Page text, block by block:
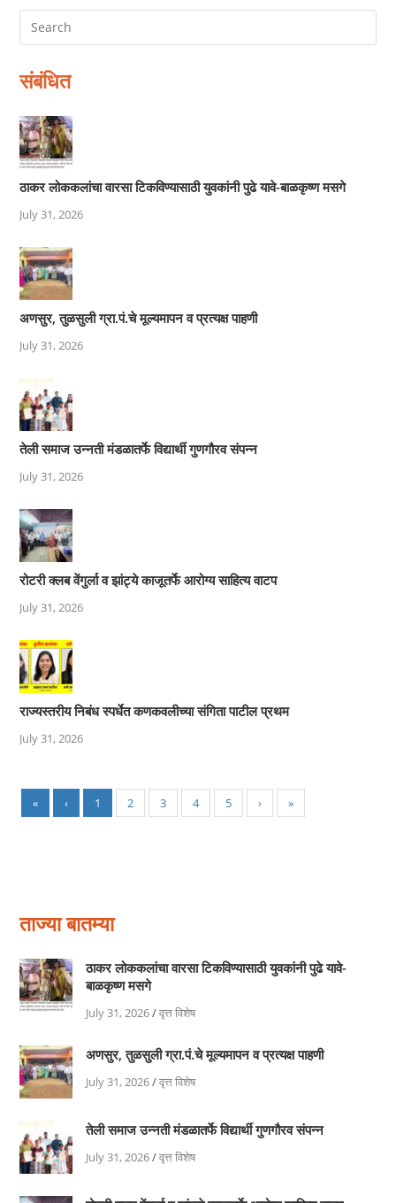
संबंधित
ठाकर लोककलांचा वारसा टिकविण्यासाठी युवकांनी पुढे यावे-बाळकृष्ण मसगे
July 31, 2026
अणसुर, तुळसुली ग्रा.पं.चे मूल्यमापन व प्रत्यक्ष पाहणी
July 31, 2026
तेली समाज उन्नती मंडळातर्फे विद्यार्थी गुणगौरव संपन्न
July 31, 2026
रोटरी क्लब वेंगुर्ला व झांट्ये काजूतर्फे आरोग्य साहित्य वाटप
July 31, 2026
राज्यस्तरीय निबंध स्पर्धेत कणकवलीच्या संगिता पाटील प्रथम
July 31, 2026
« ‹ 1 2 3 4 5 › »
ताज्या बातम्या
ठाकर लोककलांचा वारसा टिकविण्यासाठी युवकांनी पुढे यावे-
बाळकृष्ण मसगे
July 31, 2026/वृत्त विशेष
अणसुर, तुळसुली ग्रा.पं.चे मूल्यमापन व प्रत्यक्ष पाहणी
July 31, 2026/वृत्त विशेष
तेली समाज उन्नती मंडळातर्फे विद्यार्थी गुणगौरव संपन्न
July 31, 2026/वृत्त विशेष